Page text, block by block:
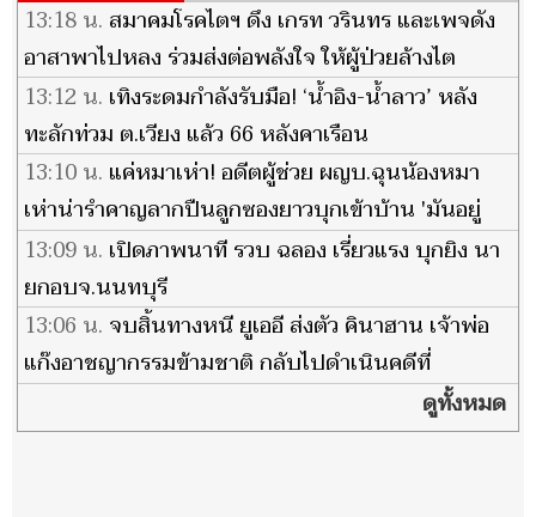
13:18 น. สมาคมโรคไตฯ ดึง เกรท วรินทร และเพจดัง
อาสาพาไปหลง ร่วมส่งต่อพลังใจ ให้ผู้ป่วยล้างไต
13:12 น. เทิงระดมกำลังรับมือ! ‘น้ำอิง-น้ำลาว’ หลัง
ทะลักท่วม ต.เวียง แล้ว 66 หลังคาเรือน
13:10 น. แค่หมาเห่า! อดีตผู้ช่วย ผญบ.ฉุนน้องหมา
เห่าน่ารำคาญลากปืนลูกซองยาวบุกเข้าบ้าน 'มันอยู่
ไหน'
13:09 น. เปิดภาพนาที รวบ ฉลอง เรี่ยวแรง บุกยิง นา
ยกอบจ.นนทบุรี
13:06 น. จบสิ้นทางหนี ยูเออี ส่งตัว คินาฮาน เจ้าพ่อ
แก๊งอาชญากรรมข้ามชาติ กลับไปดำเนินคดีที่
ดูทั้งหมด